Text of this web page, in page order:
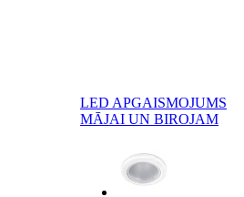
LED APGAISMOJUMS
MĀJAI UN BIROJAM